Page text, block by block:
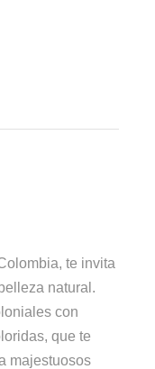
te invita
natural.
con
que te
majestuosos